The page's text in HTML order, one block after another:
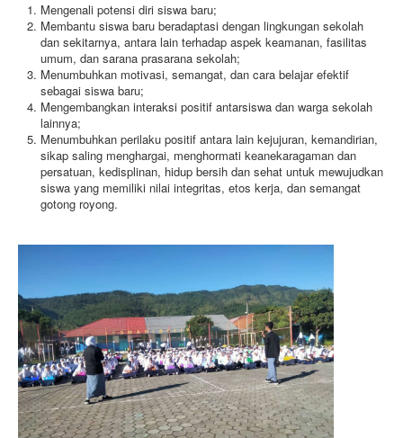
Mengenali potensi diri siswa baru;
Membantu siswa baru beradaptasi dengan lingkungan sekolah
dan sekitarnya, antara lain terhadap aspek keamanan, fasilitas
umum, dan sarana prasarana sekolah;
Menumbuhkan motivasi, semangat, dan cara belajar efektif
sebagai siswa baru;
Mengembangkan interaksi positif antarsiswa dan warga sekolah
lainnya;
Menumbuhkan perilaku positif antara lain kejujuran, kemandirian,
sikap saling menghargai, menghormati keanekaragaman dan
persatuan, kedisplinan, hidup bersih dan sehat untuk mewujudkan
siswa yang memiliki nilai integritas, etos kerja, dan semangat
gotong royong.